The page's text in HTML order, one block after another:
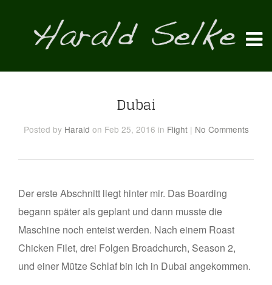
Dubai
Posted by Harald on Feb 25, 2016 in Flight | No Comments
Der erste Abschnitt liegt hinter mir. Das Boarding
begann später als geplant und dann musste die
Maschine noch enteist werden. Nach einem Roast
Chicken Filet, drei Folgen Broadchurch, Season 2,
und einer Mütze Schlaf bin ich in Dubai angekommen.